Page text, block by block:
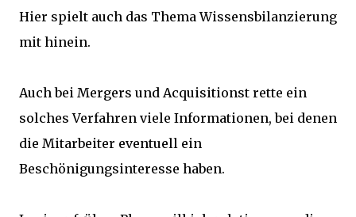
Hier spielt auch das Thema Wissensbilanzierung
mit hinein.
Auch bei Mergers und Acquisitionst rette ein
solches Verfahren viele Informationen, bei denen
die Mitarbeiter eventuell ein
Beschönigungsinteresse haben.